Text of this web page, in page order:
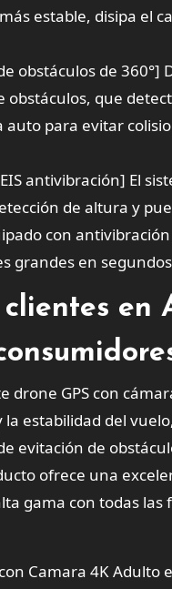
estable, disipa el
obstáculos de 360°]
que
auto para evitar
antivibración] El
de altura y
con
grandes en
en
GPS con
estabilidad del
evitación de
ofrece una
gama con todas
Camara 4K